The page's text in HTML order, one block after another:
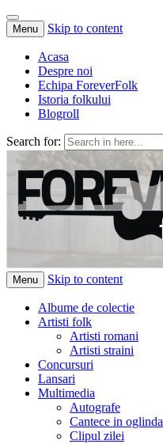
Menu Skip to content
Acasa
Despre noi
Echipa ForeverFolk
Istoria folkului
Blogroll
Search for:
ForeverFolk
Muzica sufletului tau
Menu Skip to content
Albume de colectie
Artisti folk
Artisti romani
Artisti straini
Concursuri
Lansari
Multimedia
Autografe
Cantece in oglinda
Clipul zilei